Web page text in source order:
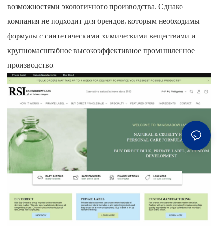
возможностями экологичного производства. Однако
компания не подходит для брендов, которым необходимы
формулы с синтетическими химическими веществами и
крупномасштабное высокоэффективное промышленное
производство.